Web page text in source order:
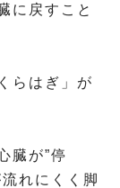
に戻すこと
らはぎ」が
臓が”停
れにくく脚